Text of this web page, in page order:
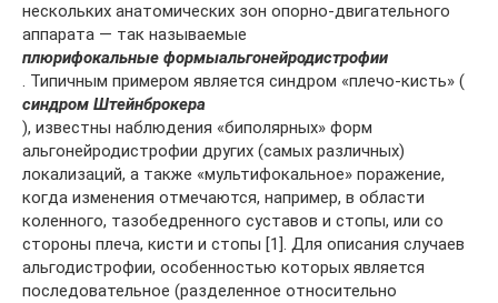
нескольких анатомических зон опорно-двигательного
аппарата — так называемые
плюрифокальные формыальгонейродистрофии
. Типичным примером является синдром «плечо-кисть» (
синдром Штейнброкера
), известны наблюдения «биполярных» форм
альгонейродистрофии других (самых различных)
локализаций, а также «мультифокальное» поражение,
когда изменения отмечаются, например, в области
коленного, тазобедренного суставов и стопы, или со
стороны плеча, кисти и стопы [1]. Для описания случаев
альгодистрофии, особенностью которых является
последовательное (разделенное относительно